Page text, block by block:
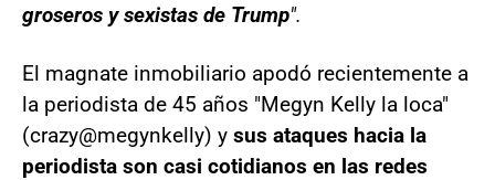
groseros y sexistas de Trump".
El magnate inmobiliario apodó recientemente a
la periodista de 45 años "Megyn Kelly la loca"
(crazy@megynkelly) y sus ataques hacia la
periodista son casi cotidianos en las redes